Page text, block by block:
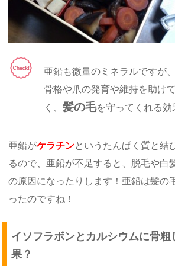
亜鉛も微量のミネラルですが
骨格や爪の発育や維持を助け
く、髪の毛を守ってくれる効
亜鉛がケラチンというたんぱく質と結
るので、亜鉛が不足すると、脱毛や白
の原因になったりします！亜鉛は髪の
ったのですね！
イソフラボンとカルシウムに骨粗
果？